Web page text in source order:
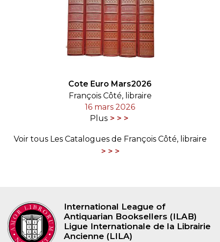
Cote Euro Mars2026
François Côté, libraire
16 mars 2026
Plus
Voir tous Les Catalogues de François Côté, libraire
International League of
Antiquarian Booksellers (ILAB)
Ligue Internationale de la Librairie
Ancienne (LILA)